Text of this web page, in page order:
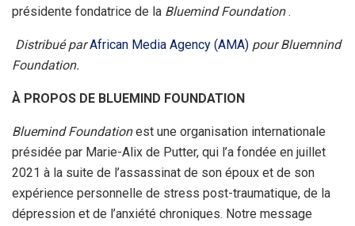
présidente fondatrice de la Bluemind Foundation.
Distribué parAfrican Media Agency (AMA) pour Bluemnind
Foundation.
À PROPOS DE BLUEMIND FOUNDATION
Bluemind Foundationest une organisation internationale
présidée par Marie-Alix de Putter, qui l’a fondée en juillet
2021 à la suite de l’assassinat de son époux et de son
expérience personnelle de stress post-traumatique, de la
dépression et de l’anxiété chroniques. Notre message